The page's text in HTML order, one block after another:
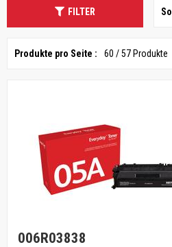
FILTER
Produkte pro Seite : 60 / 57 Produkte
006R03838